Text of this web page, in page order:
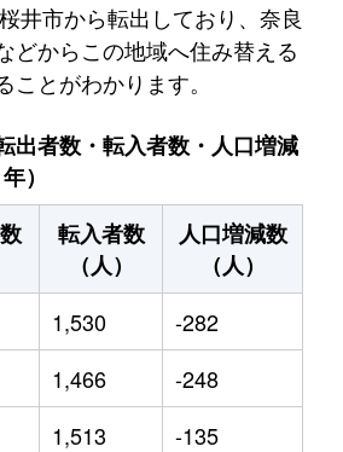
井市から転出しており、奈良
どからこの地域へ住み替える
とがわかります。
出者数・転入者数・人口増減
）
転入者数
（人）
人口増減数
（人）
1,530
-282
1,466
-248
1,513
-135